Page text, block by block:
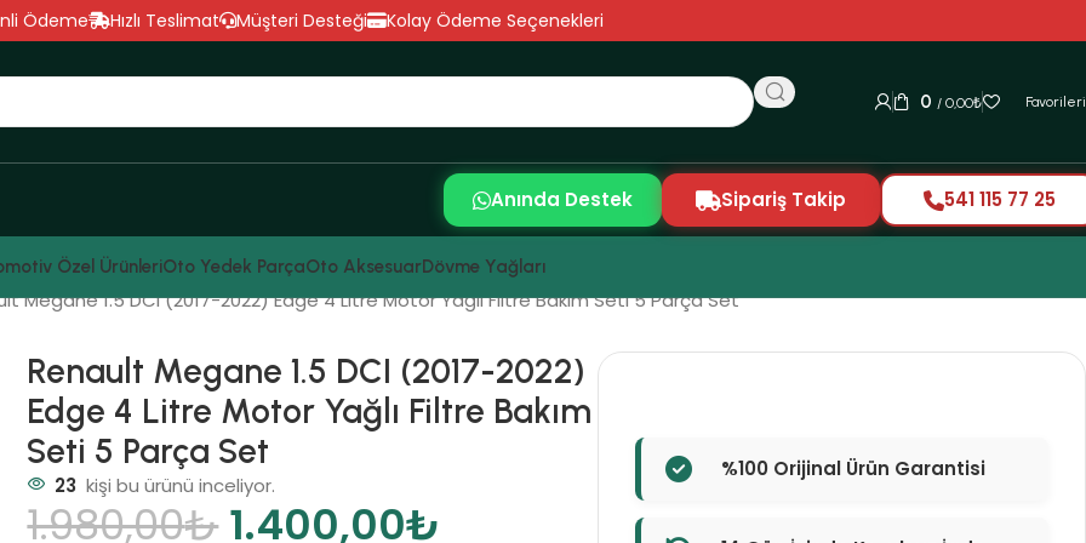
Ödeme Hızlı Teslimat Müşteri Desteği Kolay Ödeme Seçenekleri
0 / 0,00₺
Anında Destek Sipariş Takip 541 115 77 25
Özel ÜrünleriOto Yedek ParçaOto AksesuarDövme Yağları
Megane 1.5 DCI (2017-2022) Edge 4 Litre Motor Yağlı Filtre Bakım Seti 5 Parça Set
Renault Megane 1.5 DCI (2017-2022)
Edge 4 Litre Motor Yağlı Filtre Bakım
Seti 5 Parça Set
23 kişi bu ürünü inceliyor.
1.980,00₺ 1.400,00₺
%100 Orijinal Ürün Garantisi